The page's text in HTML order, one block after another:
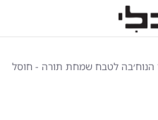
לטבח שמחת תורה - חוסל